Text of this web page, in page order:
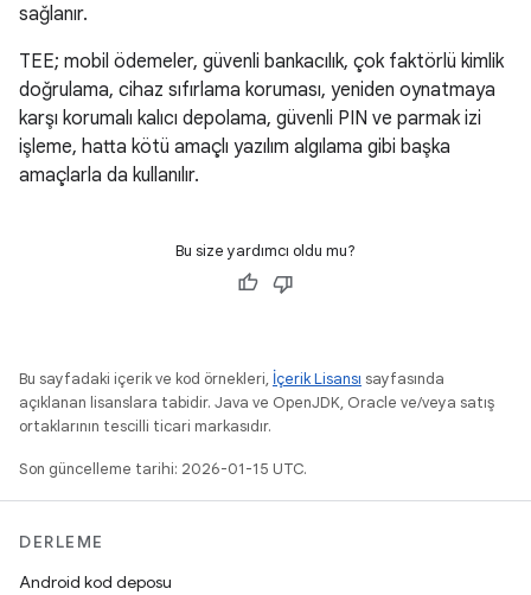
sağlanır.
TEE; mobil ödemeler, güvenli bankacılık, çok faktörlü kimlik
doğrulama, cihaz sıfırlama koruması, yeniden oynatmaya
karşı korumalı kalıcı depolama, güvenli PIN ve parmak izi
işleme, hatta kötü amaçlı yazılım algılama gibi başka
amaçlarla da kullanılır.
Bu size yardımcı oldu mu?
Bu sayfadaki içerik ve kod örnekleri, İçerik Lisansı sayfasında
açıklanan lisanslara tabidir. Java ve OpenJDK, Oracle ve/veya satış
ortaklarının tescilli ticari markasıdır.
Son güncelleme tarihi: 2026-01-15 UTC.
DERLEME
Android kod deposu